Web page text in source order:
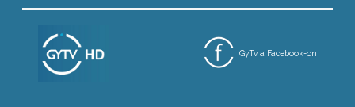
GyTv a Facebook-on